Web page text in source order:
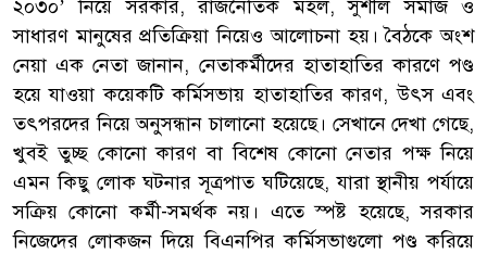
২০৩০’ নিয়ে সরকার, রাজনৈতিক মহল, সুশীল সমাজ ও
সাধারণ মানুষের প্রতিক্রিয়া নিয়েও আলোচনা হয়। বৈঠকে অংশ
নেয়া এক নেতা জানান, নেতাকর্মীদের হাতাহাতির কারণে পণ্ড
হয়ে যাওয়া কয়েকটি কর্মিসভায় হাতাহাতির কারণ, উৎস এবং
তৎপরদের নিয়ে অনুসন্ধান চালানো হয়েছে। সেখানে দেখা গেছে,
খুবই তুচ্ছ কোনো কারণ বা বিশেষ কোনো নেতার পক্ষ নিয়ে
এমন কিছু লোক ঘটনার সূত্রপাত ঘটিয়েছে, যারা স্থানীয় পর্যায়ে
সক্রিয় কোনো কর্মী-সমর্থক নয়। এতে স্পষ্ট হয়েছে, সরকার
নিজেদের লোকজন দিয়ে বিএনপির কর্মিসভাগুলো পণ্ড করিয়ে